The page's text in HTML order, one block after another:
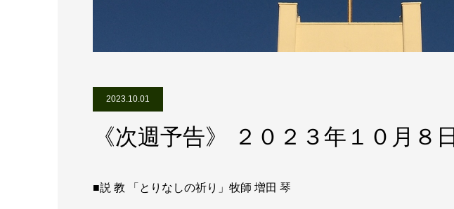
2023.10.01
《次週予告》 ２０２３年１０月８日
■説 教 「とりなしの祈り」牧師 増田 琴